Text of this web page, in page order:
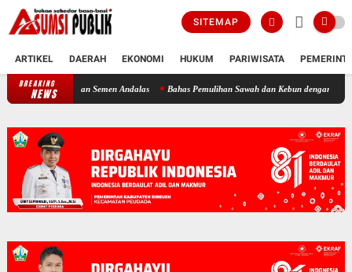
SITEMAP
ARTIKEL DAERAH EKONOMI HUKUM PARIWISATA
BREAKING
NEWS Pemerintah Aceh Evaluasi Kelangkaan, SBA Tambah Pasokan Semen Andalas